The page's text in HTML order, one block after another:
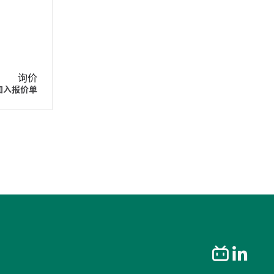
询价
入报价单